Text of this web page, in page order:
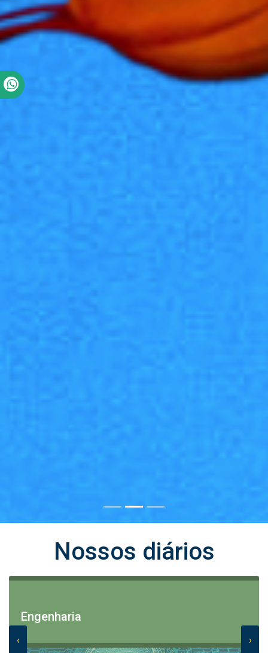
Nossos diários
Engenharia
‹ ›